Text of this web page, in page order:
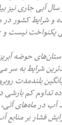
آبی جاری نیز
رسیده و شرایط
حوضه
بلندمدت
تداوم کم بارشی
آب در ماه‌های
فشار بر منابع